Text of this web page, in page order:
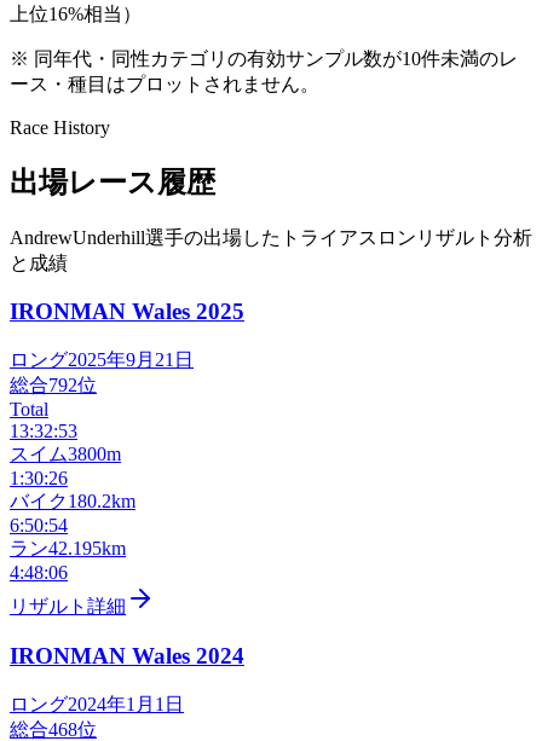
上位16%相当）
※ 同年代・同性カテゴリの有効サンプル数が10件未満のレ
ース・種目はプロットされません。
Race History
出場レース履歴
AndrewUnderhill選手の出場したトライアスロンリザルト分析
と成績
IRONMAN Wales 2025
ロング2025年9月21日
総合792位
Total
13:32:53
スイム3800m
1:30:26
バイク180.2km
6:50:54
ラン42.195km
4:48:06
リザルト詳細
IRONMAN Wales 2024
ロング2024年1月1日
総合468位